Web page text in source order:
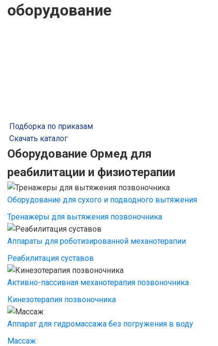
оборудование
Подборка по приказам
Скачать каталог
Оборудование Ормед для
реабилитации и физиотерапии
Оборудование для сухого и подводного вытяжения
Тренажеры для вытяжения позвоночника
Аппараты для роботизированной механотерапии
Реабилитация суставов
Активно-пассивная механотерапия позвоночника
Кинезотерапия позвоночника
Аппарат для гидромассажа без погружения в воду
Массаж